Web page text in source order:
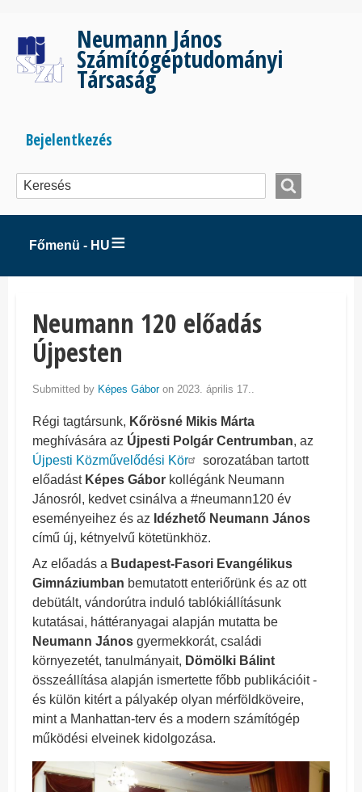
tartalomra
Neumann János
Számítógéptudományi
Társaság
Bejelentkezés
menüje
Bejelentkezés
Főmenü - HU
Neumann 120 előadás
Újpesten
Submitted by Képes Gáboron 2023. április 17..
Régi tagtársunk, Kőrösné Mikis Márta
meghívására az Újpesti Polgár Centrumban, az
Újpesti Közművelődési Kör
sorozatában tartott
előadást Képes Gábor kollégánk Neumann
Jánosról, kedvet csinálva a #neumann120 év
eseményeihez és az Idézhető Neumann János
című új, kétnyelvű kötetünkhöz.
Az előadás a Budapest-Fasori Evangélikus
Gimnáziumban bemutatott enteriőrünk és az ott
debütált, vándorútra induló tablókiállításunk
kutatásai, háttéranyagai alapján mutatta be
Neumann János gyermekkorát, családi
környezetét, tanulmányait, Dömölki Bálint
összeállítása alapján ismertette főbb publikációit -
és külön kitért a pályakép olyan mérföldköveire,
mint a Manhattan-terv és a modern számítógép
működési elveinek kidolgozása.